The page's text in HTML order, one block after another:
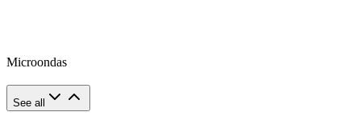
Microondas
See all